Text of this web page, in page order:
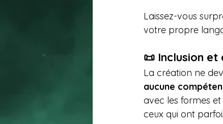
Laissez-vous
votre propre
📜 Inclusion
La création ne
aucune
avec les formes
ceux qui ont